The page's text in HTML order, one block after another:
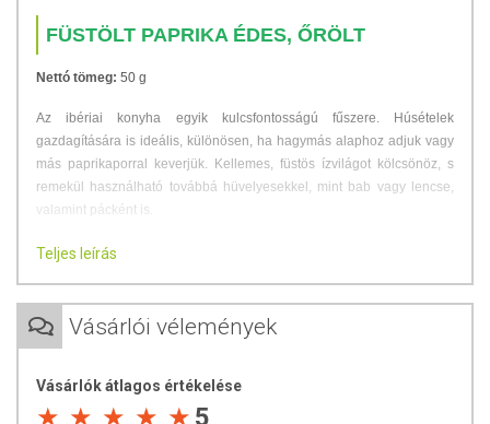
FÜSTÖLT PAPRIKA ÉDES, ŐRÖLT
Nettó tömeg: 50 g
Az ibériai konyha egyik kulcsfontosságú fűszere. Húsételek
gazdagítására is ideális, különösen, ha hagymás alaphoz adjuk vagy
más paprikaporral keverjük. Kellemes, füstös ízvilágot kölcsönöz, s
remekül használható továbbá hüvelyesekkel, mint bab vagy lencse,
valamint pácként is.
Tárolás:Hűvös, száraz, napfénytől védett helyen tárolandó.
Forgalmazza: Toldi Fűszer és Delicates Bt.
Az oldalunkon lévő adatokat folyamatosan frissítjük, törekszünk arra,
hogy naprakészek legyenek. Szeretnénk felhívni azonban a figyelmet,
Teljes leírás
Vásárlói vélemények
Vásárlók átlagos értékelése
5